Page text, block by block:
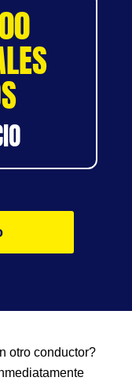
otro conductor?